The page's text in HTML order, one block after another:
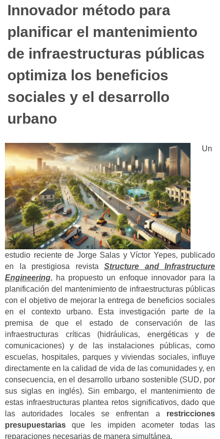
Innovador método para
planificar el mantenimiento
de infraestructuras públicas
optimiza los beneficios
sociales y el desarrollo
urbano
Un
estudio reciente de Jorge Salas y Víctor Yepes, publicado
en la prestigiosa revista Structure and Infrastructure
Engineering, ha propuesto un enfoque innovador para la
planificación del mantenimiento de infraestructuras públicas
con el objetivo de mejorar la entrega de beneficios sociales
en el contexto urbano. Esta investigación parte de la
premisa de que el estado de conservación de las
infraestructuras críticas (hidráulicas, energéticas y de
comunicaciones) y de las instalaciones públicas, como
escuelas, hospitales, parques y viviendas sociales, influye
directamente en la calidad de vida de las comunidades y, en
consecuencia, en el desarrollo urbano sostenible (SUD, por
sus siglas en inglés). Sin embargo, el mantenimiento de
estas infraestructuras plantea retos significativos, dado que
las autoridades locales se enfrentan a restricciones
presupuestarias que les impiden acometer todas las
reparaciones necesarias de manera simultánea.